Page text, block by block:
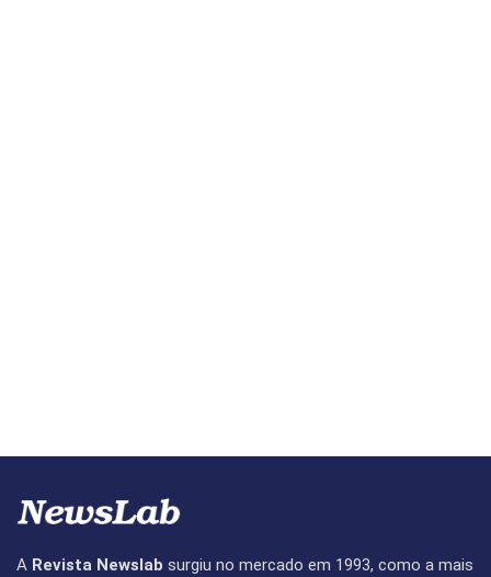
A Revista Newslab surgiu no mercado em 1993, como a mais